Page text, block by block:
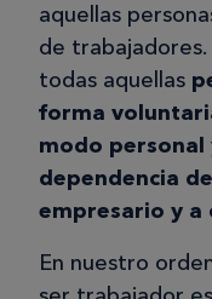
aquellas
de
todas aquellas
forma
modo personal
dependencia
empresario y a
En nuestro